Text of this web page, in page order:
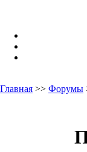
Главная >> Форумы